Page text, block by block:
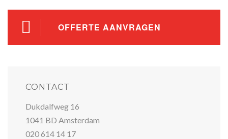
OFFERTE AANVRAGEN
CONTACT
Dukdalfweg 16
1041 BD Amsterdam
020 614 14 17